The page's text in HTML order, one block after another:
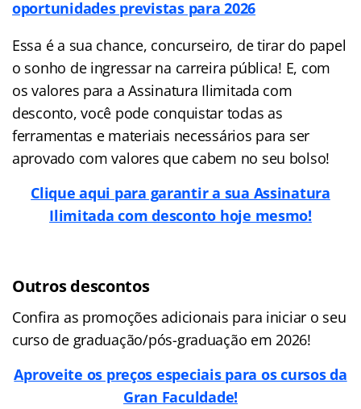
oportunidades previstas para 2026
Essa é a sua chance, concurseiro, de tirar do papel
o sonho de ingressar na carreira pública! E, com
os valores para a Assinatura Ilimitada com
desconto, você pode conquistar todas as
ferramentas e materiais necessários para ser
aprovado com valores que cabem no seu bolso!
Clique aqui para garantir a sua Assinatura
Ilimitada com desconto hoje mesmo!
Outros descontos
Confira as promoções adicionais para iniciar o seu
curso de graduação/pós-graduação em 2026!
Aproveite os preços especiais para os cursos da
Gran Faculdade!